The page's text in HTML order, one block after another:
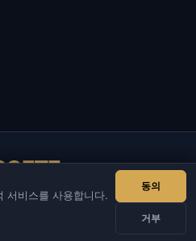
. 소프트웨어 설치 및 실행 서비스
서비스를 사용합니다.
동의
거부